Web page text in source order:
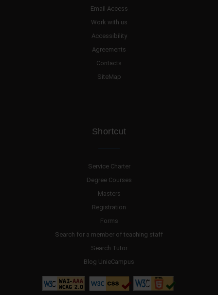
Email Access
Work with us
Accessibility
Agreements
Contacts
SiteMap
Shortcut
Service Charter
Degree Courses
Masters
Registration
Forms
Search for a member of teaching staff
Search Tutor
Blog UnieCampus